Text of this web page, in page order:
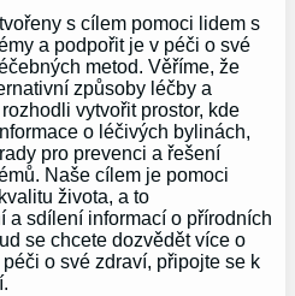
s cílem pomoci lidem s
a podpořit je v péči o své
metod. Věříme, že
způsoby léčby a
vytvořit prostor, kde
o léčivých bylinách,
pro prevenci a řešení
Naše cílem je pomoci
života, a to
a sdílení informací o přírodních
se chcete dozvědět více o
o své zdraví, připojte se k